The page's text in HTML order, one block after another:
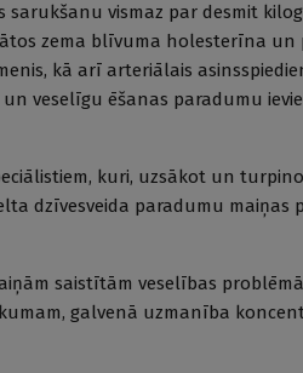
vismaz par desmit
zema blīvuma holesterīna un
kā arī arteriālais
veselīgu ēšanas paradumu
kuri, uzsākot un
dzīvesveida paradumu maiņas
saistītām veselības
galvenā uzmanība